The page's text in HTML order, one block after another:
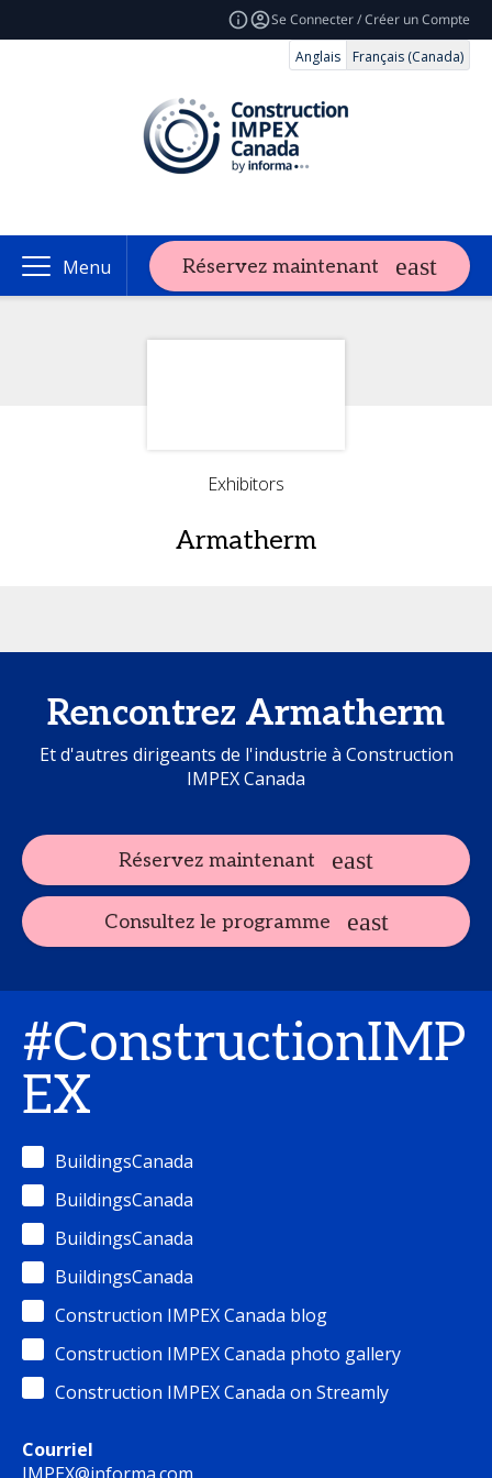
Se Connecter / Créer un Compte
Anglais
Français (Canada)
Menu Réservez maintenant
Exhibitors
Armatherm
Rencontrez Armatherm
Et d'autres dirigeants de l'industrie à Construction
IMPEX Canada
Réservez maintenant
Consultez le programme
#ConstructionIMP
EX
BuildingsCanada
BuildingsCanada
BuildingsCanada
BuildingsCanada
Construction IMPEX Canada blog
Construction IMPEX Canada photo gallery
Construction IMPEX Canada on Streamly
Courriel